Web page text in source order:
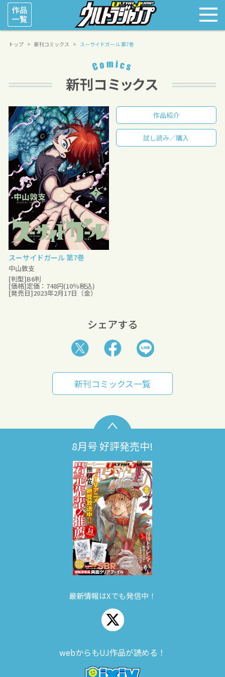
トップ 新刊コミックス スーサイドガール 第7巻
スーサイドガール 第7巻
中山敦支
[判型]B6判
[価格]定価：748円(10％税込)
[発売日]2023年2月17日（金）
作品紹介
試し読み／購入
シェアする
新刊コミックス一覧
8月号 好評発売中!
最新情報はXでも発信中！
webからもUJ作品が読める！